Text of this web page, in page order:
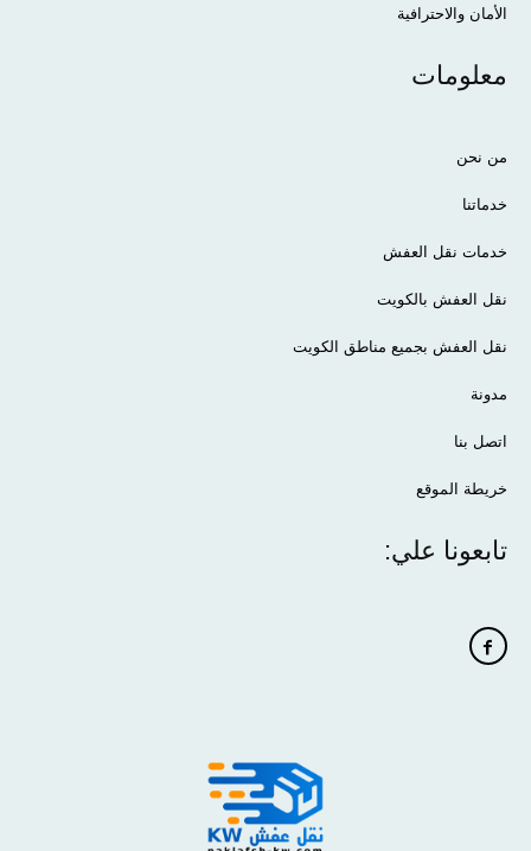
الأمان والاحترافية
معلومات
من نحن
خدماتنا
خدمات نقل العفش
نقل العفش بالكويت
نقل العفش بجميع مناطق الكويت
مدونة
اتصل بنا
خريطة الموقع
تابعونا علي: